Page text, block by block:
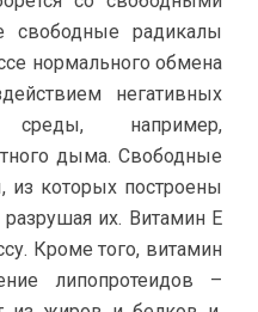
свободные радикалы
нормального обмена
негативных
например,
дыма. Свободные
которых построены
их. Витамин Е
Кроме того, витамин
липопротеидов –